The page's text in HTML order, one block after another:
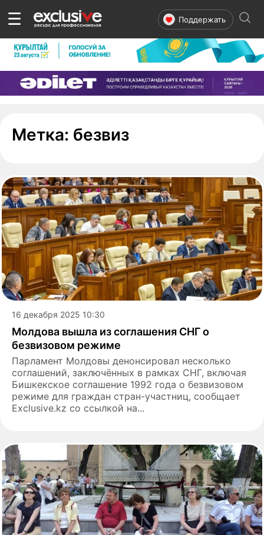
☰ Поддержать
Метка: безвиз- страница 1
16 декабря 2025 10:30
Молдова вышла из соглашения СНГ о
безвизовом режиме
Парламент Молдовы денонсировал несколько
соглашений, заключённых в рамках СНГ, включая
Бишкекское соглашение 1992 года о безвизовом
режиме для граждан стран-участниц, сообщает
Exclusive.kz со ссылкой на...